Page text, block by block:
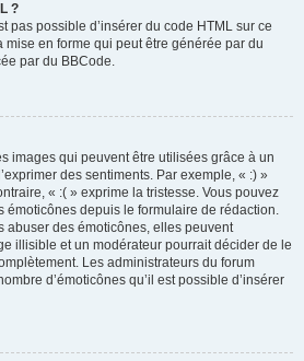
?
pas possible d’insérer du code HTML sur ce
en forme qui peut être générée par du
par du BBCode.
images qui peuvent être utilisées grâce à un
des sentiments. Par exemple, « :) »
« :( » exprime la tristesse. Vous pouvez
émoticônes depuis le formulaire de rédaction.
abuser des émoticônes, elles peuvent
illisible et un modérateur pourrait décider de le
Les administrateurs du forum
d’émoticônes qu’il est possible d’insérer